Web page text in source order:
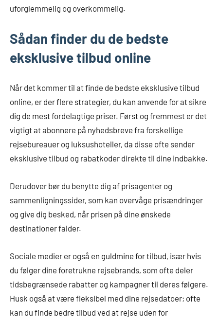
uforglemmelig og overkommelig.
Sådan finder du de bedste
eksklusive tilbud online
Når det kommer til at finde de bedste eksklusive tilbud
online, er der flere strategier, du kan anvende for at sikre
dig de mest fordelagtige priser. Først og fremmest er det
vigtigt at abonnere på nyhedsbreve fra forskellige
rejsebureauer og luksushoteller, da disse ofte sender
eksklusive tilbud og rabatkoder direkte til dine indbakke.
Derudover bør du benytte dig af prisagenter og
sammenligningssider, som kan overvåge prisændringer
og give dig besked, når prisen på dine ønskede
destinationer falder.
Sociale medier er også en guldmine for tilbud, især hvis
du følger dine foretrukne rejsebrands, som ofte deler
tidsbegrænsede rabatter og kampagner til deres følgere.
Husk også at være fleksibel med dine rejsedatoer; ofte
kan du finde bedre tilbud ved at rejse uden for